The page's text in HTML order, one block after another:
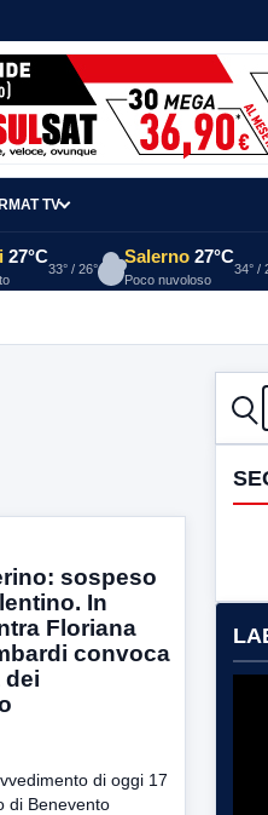
TV
27°C
33° / 26°
Salerno 27°C
Poco nuvoloso
34° /
sospeso
In
Floriana
convoca
dei
di oggi 17
di Benevento